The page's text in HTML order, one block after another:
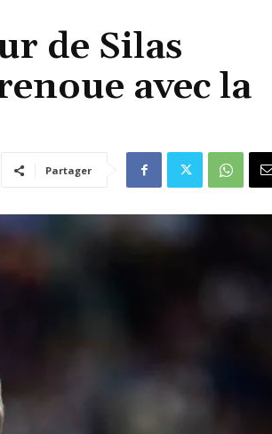
de Silas
avec la
Partager